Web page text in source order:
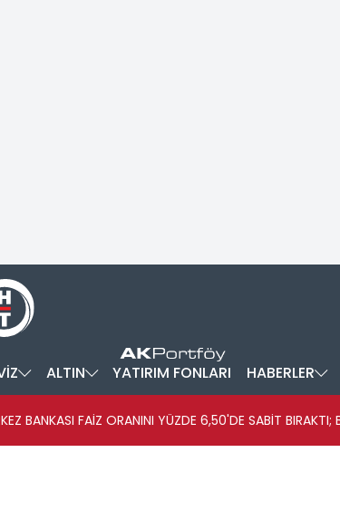
ALTIN YATIRIM FONLARI HABERLER
BANKASI FAİZ ORANINI YÜZDE 6,50'DE SABİT BIRAKTI;